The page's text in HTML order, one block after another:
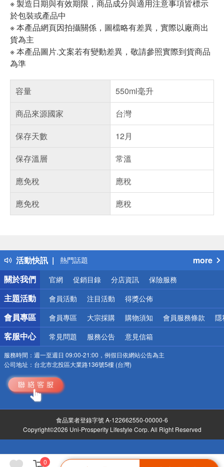
0
※ 製造日期與有效期限，商品成分與適用注意事項皆標示
於包裝或產品中
※ 本產品網頁因拍攝關係，圖檔略有差異，實際以廠商出
貨為主
※ 本產品圖片.文案若有變動差異，敬請參照實際到貨商品
為準
容量
550ml毫升
商品來源國家
台灣
保存天數
12月
保存溫層
常溫
應免稅
應稅
應免稅
應稅
活動快訊
得獎公告
熱門話題
銀行優惠
偏遠地區配送
詐騙網頁！請小心！
more
關於我們
官網 促銷目錄 分店資訊 保險服務
主題活動 會員活動 注目活動 得獎公佈
會員專區 會員專區 大宗採購 購物須知 會員服務條款 隱
客服中心 常見問題 服務公告 意見信箱
服務時間： 週一至週日 09:00-21:00，例假日依網站公告為主
公司地址： 台北市北投區大業路136號5樓 (台灣)
食品業者登錄字號 A-122662550-00000-6
Copyright©2026 Uni-Prosperity Lifestyle Corp. All Right Reserved